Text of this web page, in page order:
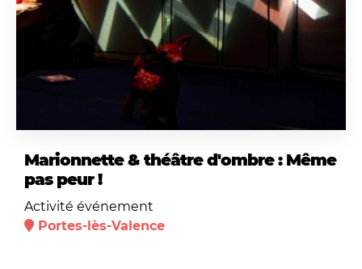
Marionnette & théâtre d'ombre : Même
pas peur !
Activité événement
Portes-lès-Valence